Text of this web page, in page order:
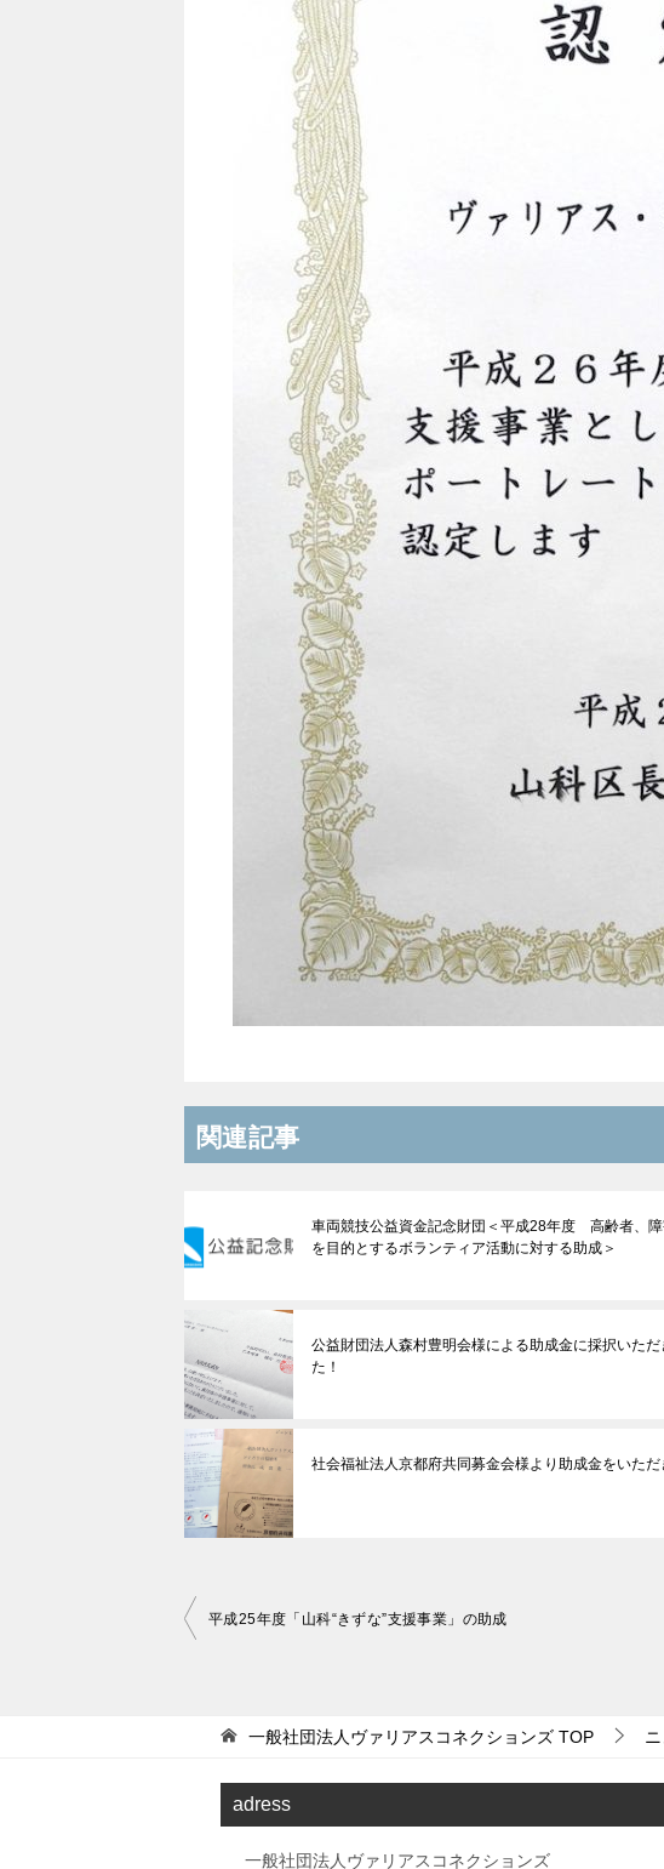
関連記事
車両競技公益資金記念財団＜平成28年度 高齢者、障
を目的とするボランティア活動に対する助成＞
公益財団法人森村豊明会様による助成金に採択いただ
た！
社会福祉法人京都府共同募金会様より助成金をいただ
投平成25年度「山科“きずな”支援事業」の助成
一般社団法人ヴァリアスコネクションズ TOP
adress
一般社団法人ヴァリアスコネクションズ